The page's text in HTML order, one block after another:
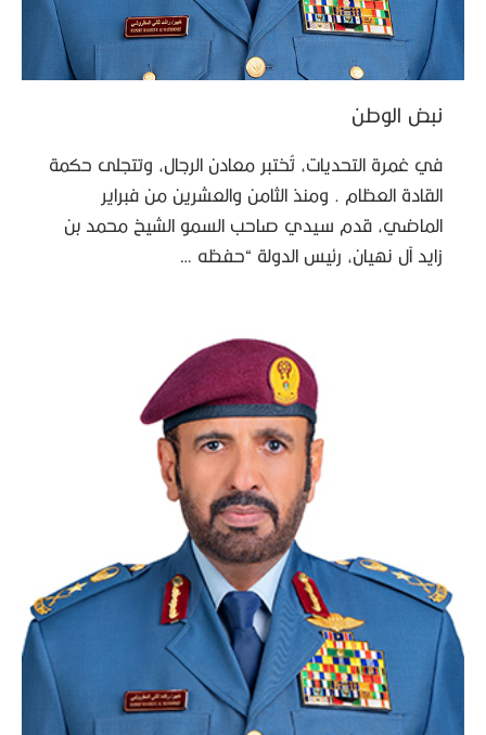
نبض الوطن
في غمرة التحديات، تُختبر معادن الرجال، وتتجلى حكمة
القادة العظام . ومنذ الثامن والعشرين من فبراير
الماضي، قدم سيدي صاحب السمو الشيخ محمد بن
زايد آل نهيان، رئيس الدولة “حفظه …